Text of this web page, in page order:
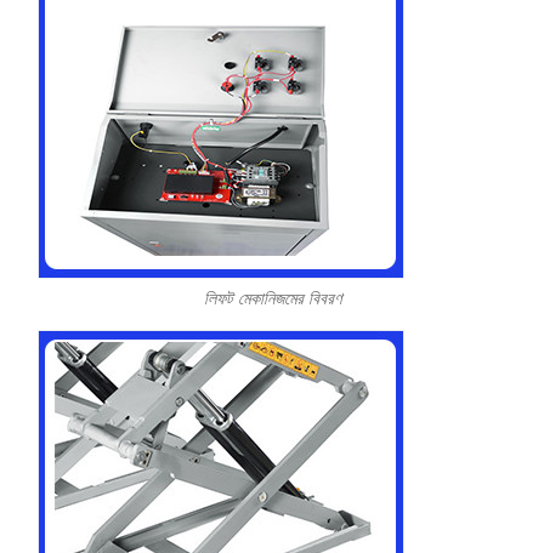
লিফট মেকানিজমের বিবরণ